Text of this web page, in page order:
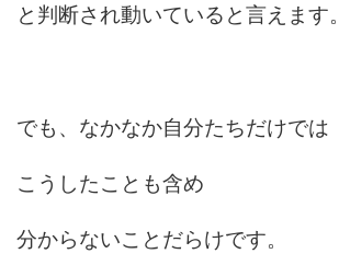
と判断され動いていると言えます。
でも、なかなか自分たちだけでは
こうしたことも含め
分からないことだらけです。